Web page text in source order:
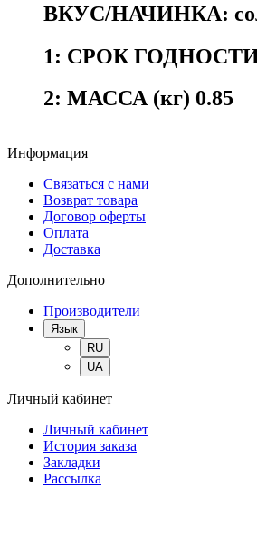
ВКУС/НАЧИНКА:
1: СРОК ГОДНОСТИ
2: МАССА (кг) 0.85
Информация
Связаться с нами
Возврат товара
Договор оферты
Оплата
Доставка
Дополнительно
Производители
Язык
RU
UA
Личный кабинет
Личный кабинет
История заказа
Закладки
Рассылка